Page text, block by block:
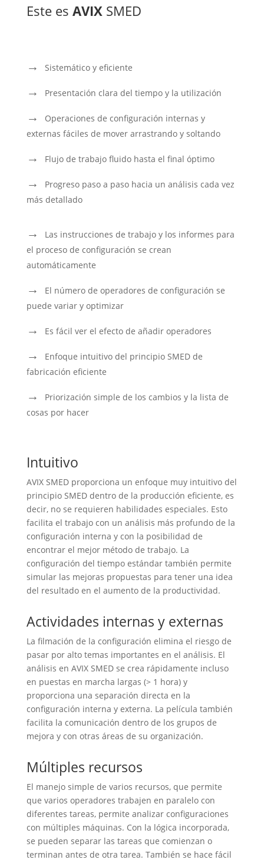
Este es AVIXSMED
Sistemático y eficiente
Presentación clara del tiempo y la utilización
Operaciones de configuración internas y
externas fáciles de mover arrastrando y soltando
Flujo de trabajo fluido hasta el final óptimo
Progreso paso a paso hacia un análisis cada vez
más detallado
Las instrucciones de trabajo y los informes para
el proceso de configuración se crean
automáticamente
El número de operadores de configuración se
puede variar y optimizar
Es fácil ver el efecto de añadir operadores
Enfoque intuitivo del principio SMED de
fabricación eficiente
Priorización simple de los cambios y la lista de
cosas por hacer
Intuitivo
AVIX SMED proporciona un enfoque muy intuitivo del
principio SMED dentro de la producción eficiente, es
decir, no se requieren habilidades especiales. Esto
facilita el trabajo con un análisis más profundo de la
configuración interna y con la posibilidad de
encontrar el mejor método de trabajo. La
configuración del tiempo estándar también permite
simular las mejoras propuestas para tener una idea
del resultado en el aumento de la productividad.
Actividades internas y externas
La filmación de la configuración elimina el riesgo de
pasar por alto temas importantes en el análisis. El
análisis en AVIX SMED se crea rápidamente incluso
en puestas en marcha largas (> 1 hora) y
proporciona una separación directa en la
configuración interna y externa. La película también
facilita la comunicación dentro de los grupos de
mejora y con otras áreas de su organización.
Múltiples recursos
El manejo simple de varios recursos, que permite
que varios operadores trabajen en paralelo con
diferentes tareas, permite analizar configuraciones
con múltiples máquinas. Con la lógica incorporada,
se pueden separar las tareas que comienzan o
terminan antes de otra tarea. También se hace fácil